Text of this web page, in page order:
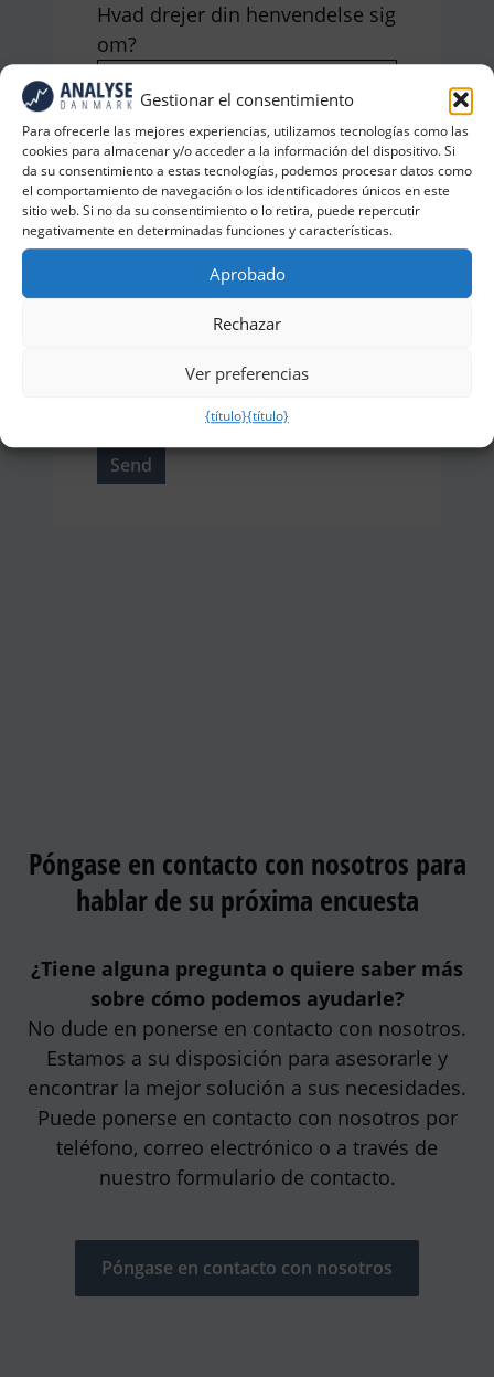
Gestionar el consentimiento
Para ofrecerle las mejores experiencias, utilizamos tecnologías como las
cookies para almacenar y/o acceder a la información del dispositivo. Si
da su consentimiento a estas tecnologías, podemos procesar datos como
el comportamiento de navegación o los identificadores únicos en este
sitio web. Si no da su consentimiento o lo retira, puede repercutir
negativamente en determinadas funciones y características.
Aprobado
Rechazar
Ver preferencias
{título}{título}
Hvad drejer din henvendelse sig
om?
Póngase en contacto con nosotros para
hablar de su próxima encuesta
¿Tiene alguna pregunta o quiere saber más
sobre cómo podemos ayudarle?
No dude en ponerse en contacto con nosotros.
Estamos a su disposición para asesorarle y
encontrar la mejor solución a sus necesidades.
Puede ponerse en contacto con nosotros por
teléfono, correo electrónico o a través de
nuestro formulario de contacto.
Póngase en contacto con nosotros